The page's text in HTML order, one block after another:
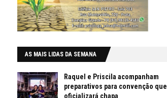
AS MAIS LIDAS DA SEMANA
Raquel e Priscila acompanham
preparativos para convenção que
oficializará chapa